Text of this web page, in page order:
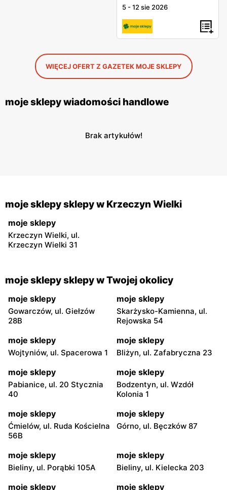
5 -12 sie 2026
WIĘCEJ OFERT Z GAZETEK MOJE SKLEPY
moje sklepy wiadomości handlowe
Brak artykułów!
moje sklepy sklepy w Krzeczyn Wielki
moje sklepy
Krzeczyn Wielki, ul.
Krzeczyn Wielki 31
moje sklepy sklepy w Twojej okolicy
moje sklepy
Gowarczów, ul. Giełzów
28B
moje sklepy
Skarżysko-Kamienna, ul.
Rejowska 54
moje sklepy
Wojtyniów, ul. Spacerowa 1
moje sklepy
Bliżyn, ul. Zafabryczna 23
moje sklepy
Pabianice, ul. 20 Stycznia
40
moje sklepy
Bodzentyn, ul. Wzdół
Kolonia 1
moje sklepy
Ćmielów, ul. Ruda Kościelna
56B
moje sklepy
Górno, ul. Bęczków 87
moje sklepy
Bieliny, ul. Porąbki 105A
moje sklepy
Bieliny, ul. Kielecka 203
moje sklepy moje sklepy